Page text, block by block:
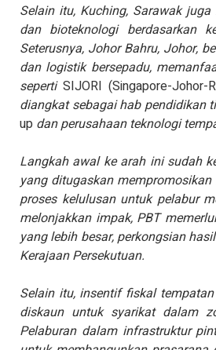
Selain itu, Kuching, Sarawak
dan bioteknologi berdasarkan
Seterusnya, Johor Bahru, Johor,
dan logistik bersepadu,
sepertiSIJORI (Singapore-Johor-
diangkat sebagai hab pendidikan
up dan perusahaan teknologi
Langkah awal ke arah ini sudah
yang ditugaskan
proses kelulusan untuk pelabur
melonjakkan impak, PBT
yang lebih besar, perkongsian
Kerajaan Persekutuan.
Selain itu, insentif fiskal
diskaun untuk syarikat dalam
Pelaburan dalam infrastruktur